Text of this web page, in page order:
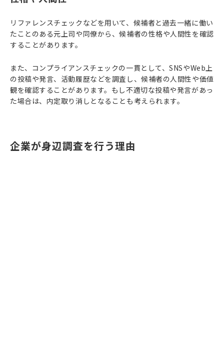
リファレンスチェックなどを用いて、候補者と過去一緒に働い
たことのある元上司や同僚から、候補者の性格や人間性を確認
することがあります。
また、コンプライアンスチェックの一貫として、SNSやWeb上
の投稿や発言、活動履歴などを調査し、候補者の人間性や価値
観を確認することがあります。もし不適切な投稿や発言があっ
た場合は、内定取り消しとなることも考えられます。
企業が身辺調査を行う理由